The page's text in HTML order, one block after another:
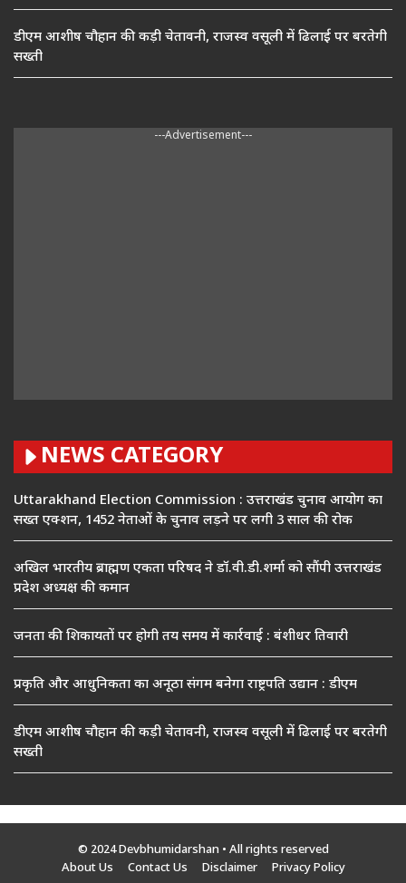
डीएम आशीष चौहान की कड़ी चेतावनी, राजस्व वसूली में ढिलाई पर बरतेगी
सख्ती
---Advertisement---
NEWS CATEGORY
Uttarakhand Election Commission : उत्तराखंड चुनाव आयोग का
सख्त एक्शन, 1452 नेताओं के चुनाव लड़ने पर लगी 3 साल की रोक
अखिल भारतीय ब्राह्मण एकता परिषद ने डॉ.वी.डी.शर्मा को सौंपी उत्तराखंड
प्रदेश अध्यक्ष की कमान
जनता की शिकायतों पर होगी तय समय में कार्रवाई : बंशीधर तिवारी
प्रकृति और आधुनिकता का अनूठा संगम बनेगा राष्ट्रपति उद्यान : डीएम
डीएम आशीष चौहान की कड़ी चेतावनी, राजस्व वसूली में ढिलाई पर बरतेगी
सख्ती
© 2024 Devbhumidarshan • All rights reserved
About Us
Contact Us Disclaimer Privacy Policy